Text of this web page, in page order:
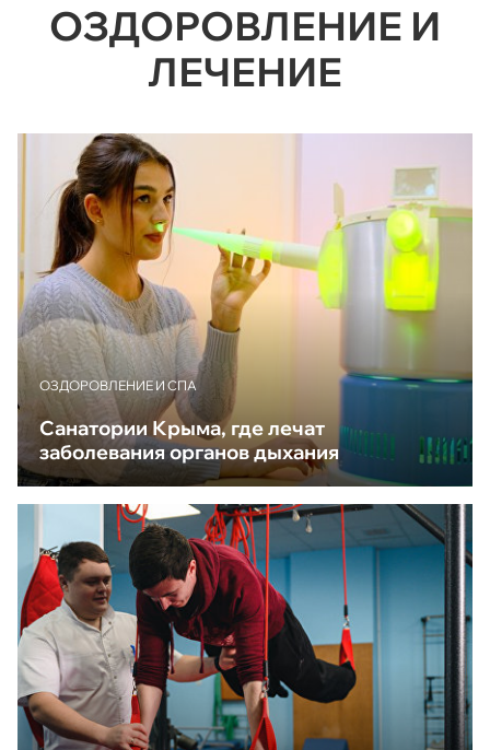
ОЗДОРОВЛЕНИЕ И
ЛЕЧЕНИЕ
ОЗДОРОВЛЕНИЕ И СПА
Санатории Крыма, где лечат
заболевания органов дыхания